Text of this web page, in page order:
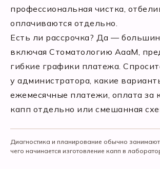
профессиональная чистка,
оплачиваются отдельно.
Есть ли рассрочка? Да —
включая Стоматологию АааМ,
гибкие графики платежа.
у администратора, какие
ежемесячные платежи, оплата за
капп отдельно или смешанная
Диагностика и планирование обычно занимают
чего начинается изготовление капп в